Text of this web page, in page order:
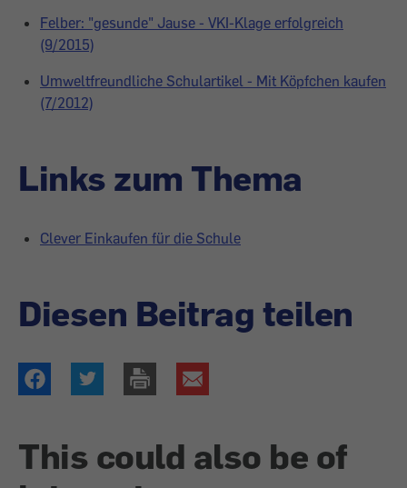
Felber: "gesunde" Jause - VKI-Klage erfolgreich
(9/2015)
Umweltfreundliche Schulartikel - Mit Köpfchen kaufen
(7/2012)
Links zum Thema
Clever Einkaufen für die Schule
Diesen Beitrag teilen
This could also be of